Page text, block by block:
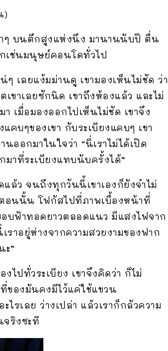
)
ๆ บนตึกสูงแห่งนึง มานานนับปี ตื่น
เช่นมนุษย์คอนโดทั่วไป
เลยแง้มม่านดู เขามองเห็นไม่ชัด ว่า
ขาเลยซักนิด เขาถึงห้องแล้ว และไม่
เมื่อมองออกไปเห็นไม่ชัด เขาจึง
บๆของเขา กับระเบียงแคบๆ เขา
ออกมาในใจว่า “นี่เราไม่ได้เปิด
าที่ระเบียงแทบนับครั้งได้”
ล้ว จนถึงทุกวันนี้เขาเองก็ยังจำไม่
อนนั้น โฟกัสไปที่ภาพเบื้องหน้าที่
บฟ้าทอดยาวตลอดแนว มีแสงไฟจาก
าอยู่ห่างจากความสวยงามของฟาก
”
ไปทั่วระเบียง เขาจึงคิดว่า ก็ไม่
ของมันคงมีไว้แค่ใช้แขวน
รเลย ว่างเปล่า แล้วเราก็กลัวความ
ริงซะที